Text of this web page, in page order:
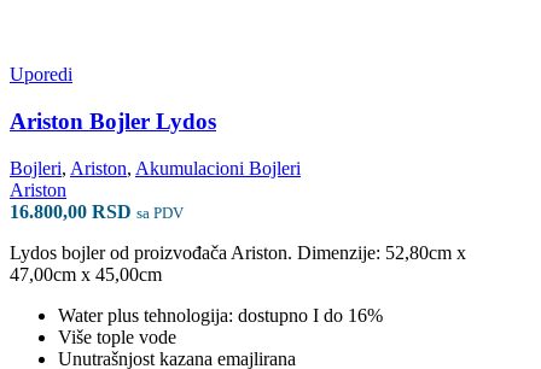
biti
izabrane
na
stranici
proizvoda.
Uporedi
Ariston Bojler Lydos
Bojleri, Ariston, Akumulacioni Bojleri
Ariston
16.800,00 RSD sa PDV
Lydos bojler od proizvođača Ariston. Dimenzije: 52,80cm x
47,00cm x 45,00cm
Water plus tehnologija: dostupno I do 16%
Više tople vode
Unutrašnjost kazana emajlirana